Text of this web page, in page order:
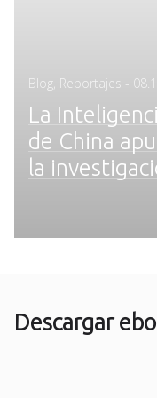
Blog Reportajes -
La
de China
la
Descargar